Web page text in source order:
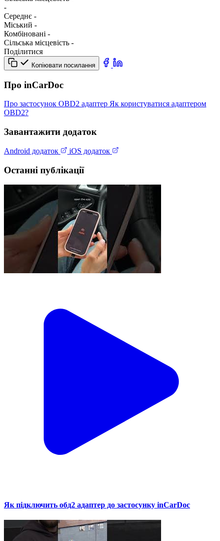
-
Середнє -
Міський -
Комбіновані -
Сільська місцевість -
Поділитися
Копіювати посилання
Про inCarDoc
Про застосунок OBD2 адаптер Як користуватися адаптером
OBD2?
Завантажити додаток
Android додаток iOS додаток
Останні публікації
Як підключить обд2 адаптер до застосунку inCarDoc